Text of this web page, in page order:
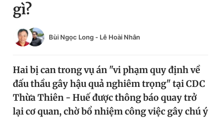
Chào ngày mới
Tin thị trường Tin 360
Video Magazine
Sản phẩm khác
Đăng xuất
gì?
Bùi Ngọc Long - Lê Hoài Nhân
Hai bị can trong vụ án "vi phạm quy định về
đấu thầu gây hậu quả nghiêm trọng" tại CDC
Thừa Thiên - Huế được thông báo quay trở
lại cơ quan, chờ bổ nhiệm công việc gây chú ý